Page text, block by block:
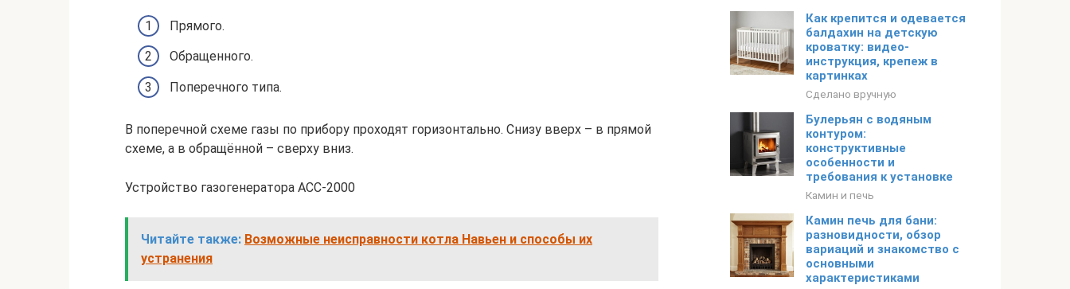
Прямого.
Обращенного.
Поперечного типа.
В поперечной схеме газы по прибору проходят горизонтально. Снизу вверх – в прямой
схеме, а в обращённой – сверху вниз.
Устройство газогенератора АСС-2000
Читайте также: Возможные неисправности котла Навьен и способы их
устранения
Как крепится и одевается
балдахин на детскую
кроватку: видео-
инструкция, крепеж в
картинках
Сделано вручную
Булерьян с водяным
контуром:
конструктивные
особенности и
требования к установке
Камин и печь
Камин печь для бани:
разновидности, обзор
вариаций и знакомство с
основными
характеристиками